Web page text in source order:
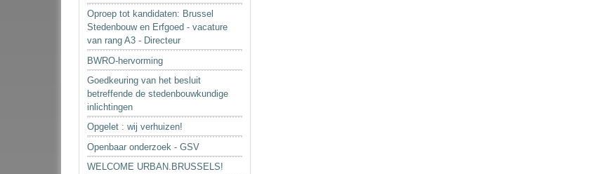
Oproep tot kandidaten: Brussel
Stedenbouw en Erfgoed - vacature
van rang A3 - Directeur
BWRO-hervorming
Goedkeuring van het besluit
betreffende de stedenbouwkundige
inlichtingen
Opgelet : wij verhuizen!
Openbaar onderzoek - GSV
WELCOME URBAN.BRUSSELS!